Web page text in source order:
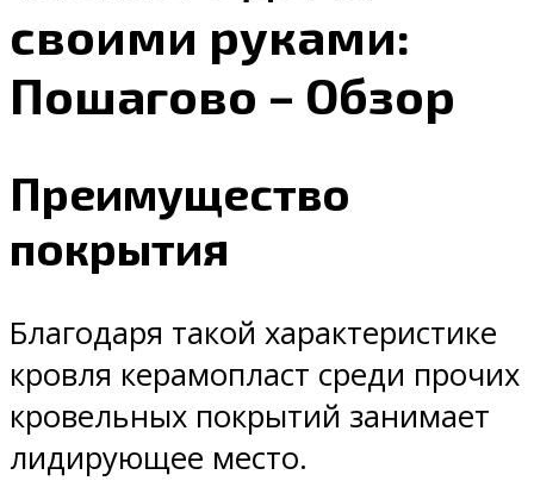
своими руками:
Пошагово – Обзор
Преимущество
покрытия
Благодаря такой характеристике
кровля керамопласт среди прочих
кровельных покрытий занимает
лидирующее место.